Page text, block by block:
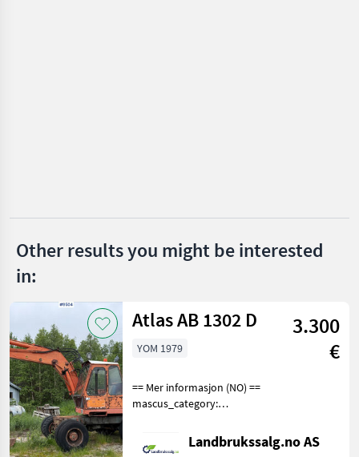
Case IH
Bobcat
Show
all 13
MARKETPLACE
Marketplace
Dealer
offers
Classifieds
Other results you might be interested
in:
Atlas AB 1302 D
3.300
€
YOM 1979
== Mer informasjon (NO) ==
mascus_category:
reference number upon
request: 9504 See
Landbrukssalg.no AS